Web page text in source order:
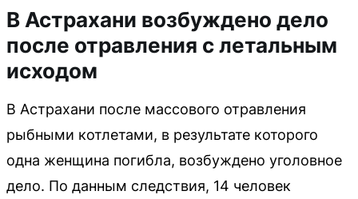
В Астрахани возбуждено дело
после отравления с летальным
исходом
В Астрахани после массового отравления
рыбными котлетами, в результате которого
одна женщина погибла, возбуждено уголовное
дело. По данным следствия, 14 человек